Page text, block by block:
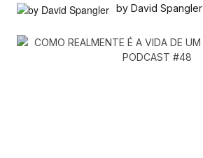
by David Spangler